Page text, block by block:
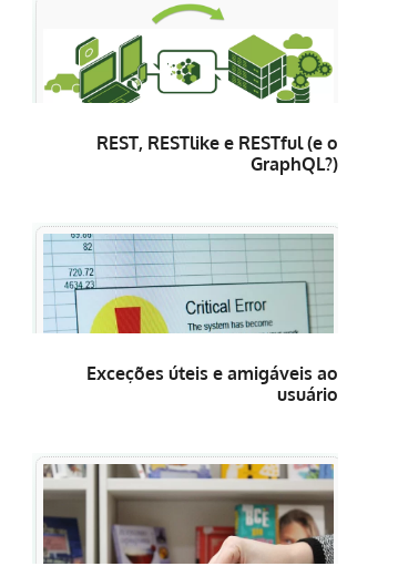
REST, RESTlike e RESTful (e o
GraphQL?)
Exceções úteis e amigáveis ao
usuário